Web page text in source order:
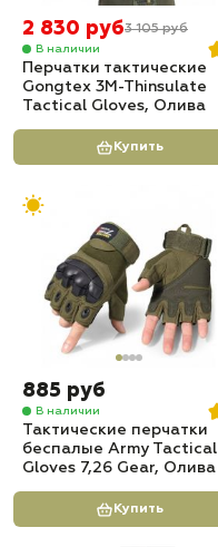
2 830 руб3 105 руб
В наличии
Перчатки тактические
Gongtex 3M-Thinsulate
Tactical Gloves, Олива
Купить
885 руб
В наличии
Тактические перчатки
беспалые Army Tactical
Gloves 7,26 Gear, Олива
Купить